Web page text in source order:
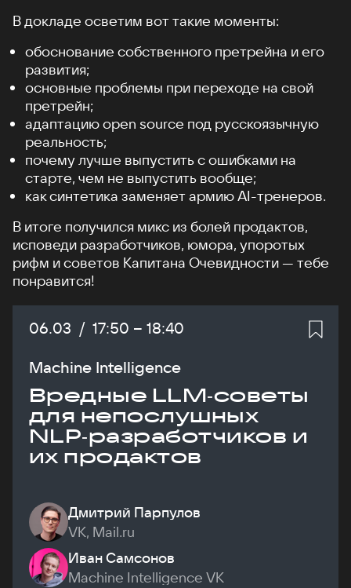
В докладе осветим вот такие моменты:
обоснование собственного претрейна и его
развития;
основные проблемы при переходе на свой
претрейн;
адаптацию open source под русскоязычную
реальность;
почему лучше выпустить с ошибками на
старте, чем не выпустить вообще;
как синтетика заменяет армию AI-тренеров.
В итоге получился микс из болей продактов,
исповеди разработчиков, юмора, упоротых
рифм и советов Капитана Очевидности — тебе
понравится!
Дата:
06.03 / Начало:
17:50 – Конец:
18:40
Machine Intelligence
Вредные LLM‑советы
для непослушных
NLP‑разработчиков и
их продактов
Дмитрий Парпулов
VK, Mail.ru
Иван Самсонов
Machine Intelligence VK